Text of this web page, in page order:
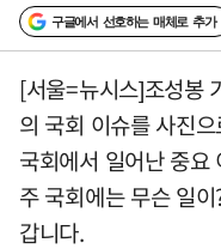
구글에서 선호하는 매체로 추가
[서울=뉴시스]조성봉
의 국회 이슈를 사진
국회에서 일어난 중요
주 국회에는 무슨 일
갑니다.